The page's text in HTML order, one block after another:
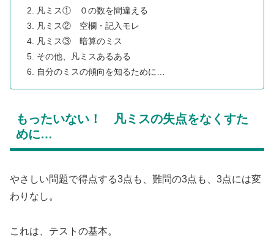
凡ミス① ０の数を間違える
凡ミス② 空欄・記入モレ
凡ミス③ 暗算のミス
その他、凡ミスあるある
自分のミスの傾向を知るために…
もったいない！ 凡ミスの失点をなくすた
めに…
やさしい問題で得点する3点も、難問の3点も、3点には変
わりなし。
これは、テストの基本。